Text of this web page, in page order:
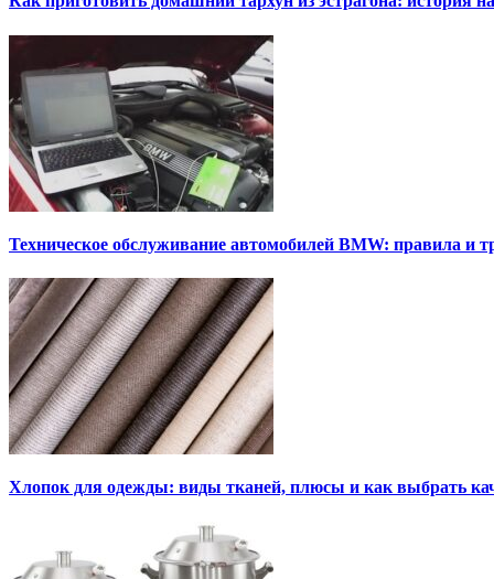
Техническое обслуживание автомобилей BMW: правила и
Хлопок для одежды: виды тканей, плюсы и как выбрать